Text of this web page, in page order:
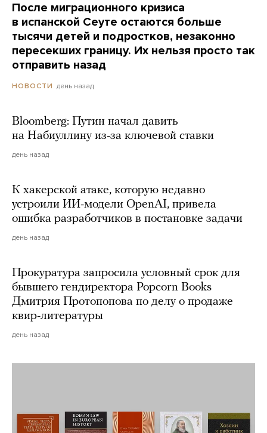
После миграционного кризиса
в испанской Сеуте остаются больше
тысячи детей и подростков, незаконно
пересекших границу. Их нельзя просто так
отправить назад
НОВОСТИ день назад
Bloomberg: Путин начал давить
на Набиуллину из-за ключевой ставки
день назад
К хакерской атаке, которую недавно
устроили ИИ-модели OpenAI, привела
ошибка разработчиков в постановке задачи
день назад
Прокуратура запросила условный срок для
бывшего гендиректора Popcorn Books
Дмитрия Протопопова по делу о продаже
квир-литературы
день назад